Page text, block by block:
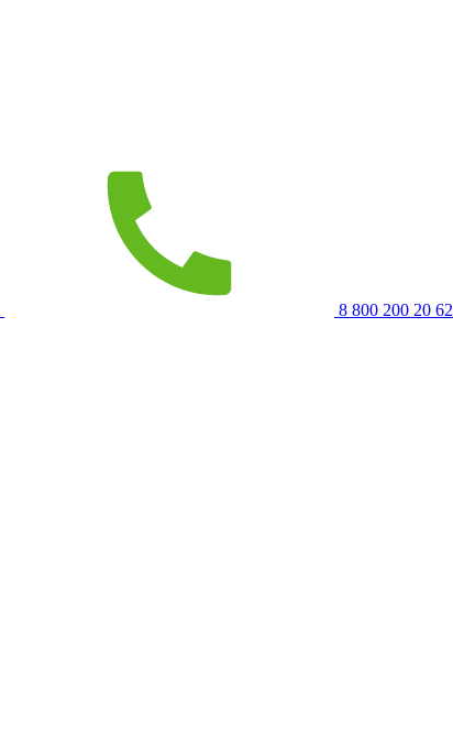
8 800 200 20 62